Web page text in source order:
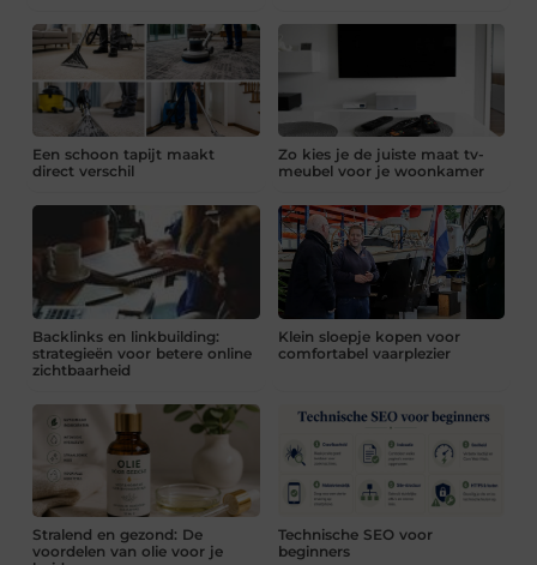
Een schoon tapijt maakt
direct verschil
Zo kies je de juiste maat tv-
meubel voor je woonkamer
Backlinks en linkbuilding:
strategieën voor betere online
zichtbaarheid
Klein sloepje kopen voor
comfortabel vaarplezier
Stralend en gezond: De
voordelen van olie voor je
Technische SEO voor
beginners